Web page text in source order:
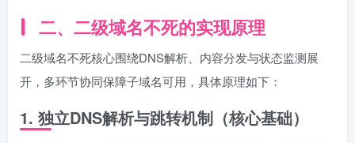
二、二级域名不死的实现原理
二级域名不死核心围绕DNS解析、内容分发与状态监测展
开，多环节协同保障子域名可用，具体原理如下：
1. 独立DNS解析与跳转机制（核心基础）